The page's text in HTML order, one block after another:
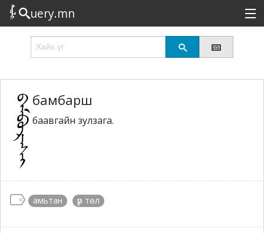
uery.mn
Сонирхолтой
Эрэлттэй
Төрөл
Татах
бамбарш
баавгайн зулзага.
амьтан үр төл